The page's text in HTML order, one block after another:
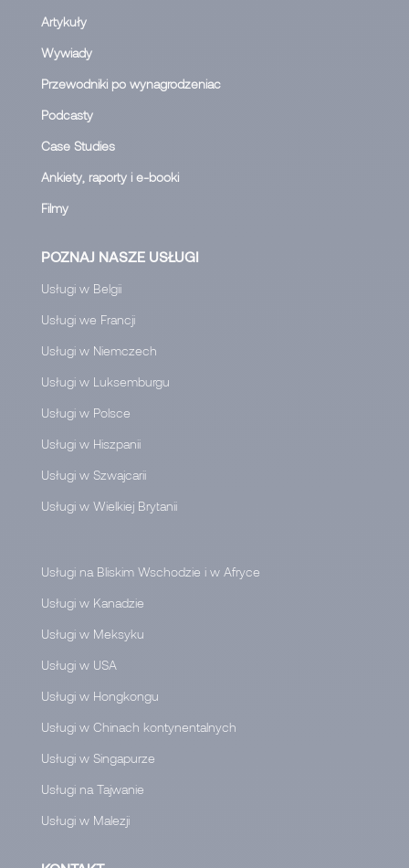
Artykuły
Wywiady
Przewodniki po wynagrodzeniac
Podcasty
Case Studies
Ankiety, raporty i e-booki
Filmy
POZNAJ NASZE USŁUGI
Usługi w Belgii
Usługi we Francji
Usługi w Niemczech
Usługi w Luksemburgu
Usługi w Polsce
Usługi w Hiszpanii
Usługi w Szwajcarii
Usługi w Wielkiej Brytanii
Usługi na Bliskim Wschodzie i w Afryce
Usługi w Kanadzie
Usługi w Meksyku
Usługi w USA
Usługi w Hongkongu
Usługi w Chinach kontynentalnych
Usługi w Singapurze
Usługi na Tajwanie
Usługi w Malezji